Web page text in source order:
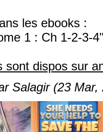
les ebooks :
1 : Ch 1-2-3-
sont dispos sur
Salagir (23